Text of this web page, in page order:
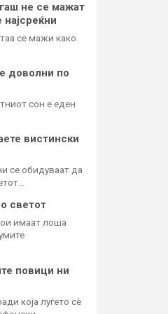
не се мажат
се мажи како
доволни по
сон е еден
вистински
се обидуваат да
светот
имаат лоша
повици ни
која луѓето сè